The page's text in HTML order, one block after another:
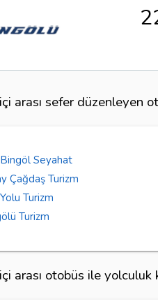
arası sefer düzenleyen
Seyahat
Çağdaş Turizm
Turizm
Turizm
arası otobüs ile